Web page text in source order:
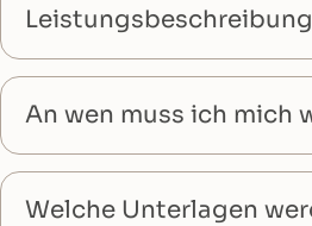
Leistungsbeschreibung
An wen muss ich mich
Welche Unterlagen